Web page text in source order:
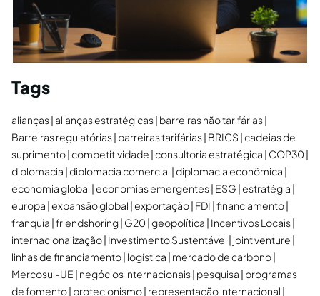
Tags
alianças alianças estratégicas barreiras não tarifárias
Barreiras regulatórias barreiras tarifárias BRICS cadeias de
suprimento competitividade consultoria estratégica COP30
diplomacia diplomacia comercial diplomacia econômica
economia global economias emergentes ESG estratégia
europa expansão global exportação FDI financiamento
franquia friendshoring G20 geopolítica Incentivos Locais
internacionalização Investimento Sustentável joint venture
linhas de financiamento logística mercado de carbono
Mercosul-UE negócios internacionais pesquisa programas
de fomento protecionismo representação internacional